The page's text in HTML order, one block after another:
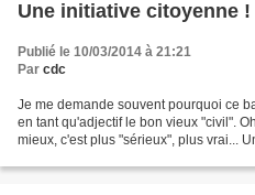
Une initiative citoyenne !
Publié le 10/03/2014 à 21:21
Par cdc
Je me demande souvent pourquoi ce
en tant qu'adjectif le bon vieux "civil".
mieux, c'est plus "sérieux", plus vrai...